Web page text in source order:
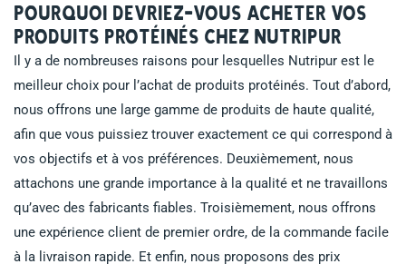
Pourquoi devriez-vous acheter vos
produits protéinés chez Nutripur
Il y a de nombreuses raisons pour lesquelles Nutripur est le
meilleur choix pour l’achat de produits protéinés. Tout d’abord,
nous offrons une large gamme de produits de haute qualité,
afin que vous puissiez trouver exactement ce qui correspond à
vos objectifs et à vos préférences. Deuxièmement, nous
attachons une grande importance à la qualité et ne travaillons
qu’avec des fabricants fiables. Troisièmement, nous offrons
une expérience client de premier ordre, de la commande facile
à la livraison rapide. Et enfin, nous proposons des prix